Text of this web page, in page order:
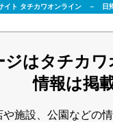
イト タチカワオンライン － 日
ジはタチカ
情報は掲
施設、公園などの